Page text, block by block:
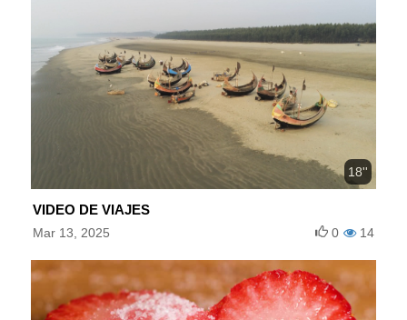
18''
VIDEO DE VIAJES
Mar 13, 2025 14
0